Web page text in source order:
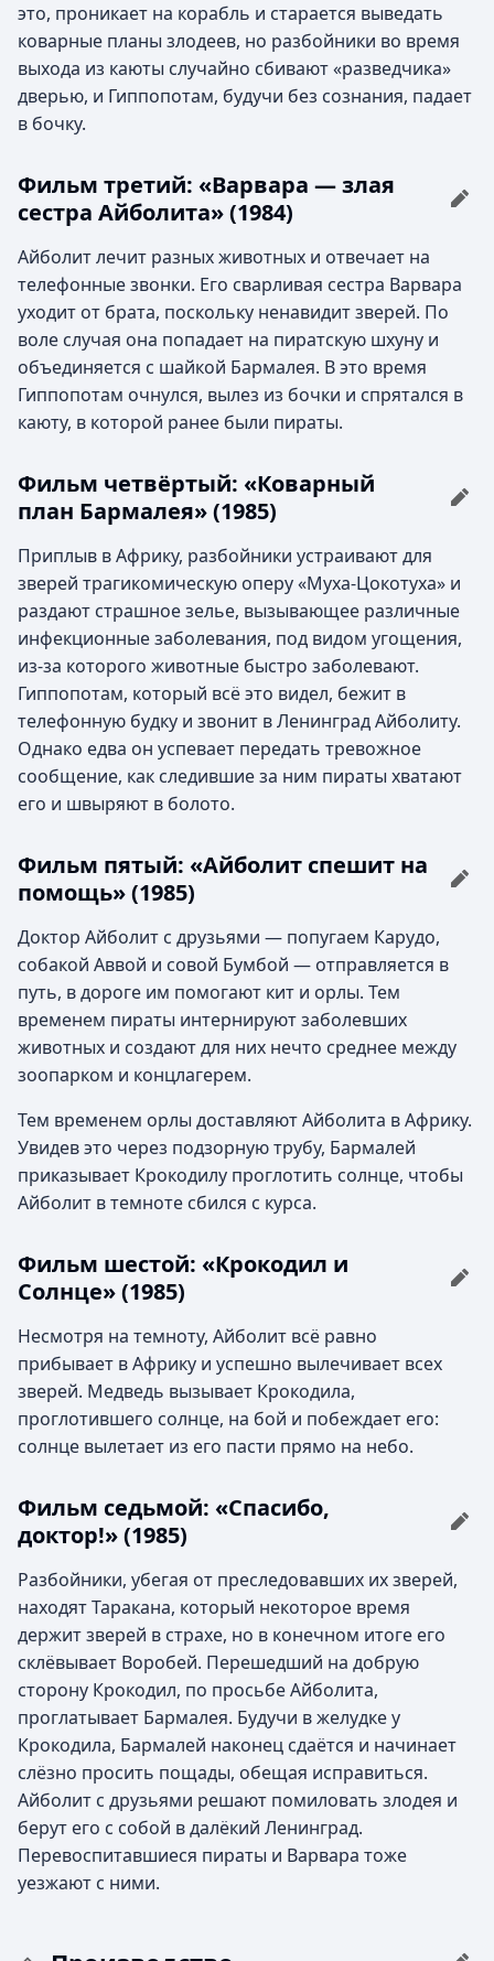
это, проникает на корабль и старается выведать
коварные планы злодеев, но разбойники во время
выхода из каюты случайно сбивают «разведчика»
дверью, и Гиппопотам, будучи без сознания, падает
в бочку.
Фильм третий: «Варвара — злая
сестра Айболита» (1984)
Айболит лечит разных животных и отвечает на
телефонные звонки. Его сварливая сестра Варвара
уходит от брата, поскольку ненавидит зверей. По
воле случая она попадает на пиратскую шхуну и
объединяется с шайкой Бармалея. В это время
Гиппопотам очнулся, вылез из бочки и спрятался в
каюту, в которой ранее были пираты.
Фильм четвёртый: «Коварный
план Бармалея» (1985)
Приплыв в Африку, разбойники устраивают для
зверей трагикомическую оперу «Муха-Цокотуха» и
раздают страшное зелье, вызывающее различные
инфекционные заболевания, под видом угощения,
из-за которого животные быстро заболевают.
Гиппопотам, который всё это видел, бежит в
телефонную будку и звонит в Ленинград Айболиту.
Однако едва он успевает передать тревожное
сообщение, как следившие за ним пираты хватают
его и швыряют в болото.
Фильм пятый: «Айболит спешит на
помощь» (1985)
Доктор Айболит с друзьями — попугаем Карудо,
собакой Аввой и совой Бумбой — отправляется в
путь, в дороге им помогают кит и орлы. Тем
временем пираты интернируют заболевших
животных и создают для них нечто среднее между
зоопарком и концлагерем.
Тем временем орлы доставляют Айболита в Африку.
Увидев это через подзорную трубу, Бармалей
приказывает Крокодилу проглотить солнце, чтобы
Айболит в темноте сбился с курса.
Фильм шестой: «Крокодил и
Солнце» (1985)
Несмотря на темноту, Айболит всё равно
прибывает в Африку и успешно вылечивает всех
зверей. Медведь вызывает Крокодила,
проглотившего солнце, на бой и побеждает его:
солнце вылетает из его пасти прямо на небо.
Фильм седьмой: «Спасибо,
доктор!» (1985)
Разбойники, убегая от преследовавших их зверей,
находят Таракана, который некоторое время
держит зверей в страхе, но в конечном итоге его
склёвывает Воробей. Перешедший на добрую
сторону Крокодил, по просьбе Айболита,
проглатывает Бармалея. Будучи в желудке у
Крокодила, Бармалей наконец сдаётся и начинает
слёзно просить пощады, обещая исправиться.
Айболит с друзьями решают помиловать злодея и
берут его с собой в далёкий Ленинград.
Перевоспитавшиеся пираты и Варвара тоже
уезжают с ними.